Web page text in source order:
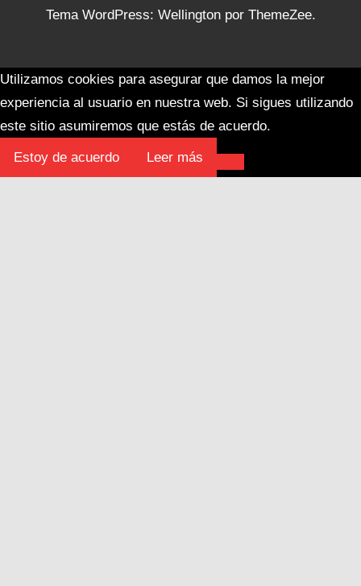
Tema WordPress: Wellington por ThemeZee.
Utilizamos cookies para asegurar que damos la mejor
experiencia al usuario en nuestra web. Si sigues utilizando
este sitio asumiremos que estás de acuerdo.
Estoy de acuerdo Leer más